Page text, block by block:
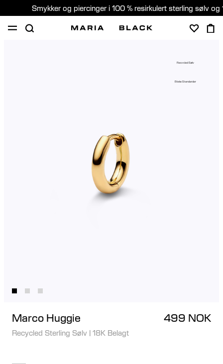
Smykker og piercinger i 100 % resirkulert sterling sølv og
Recycled Sølv
Etiske Standarder
Marco Huggie 499 NOK
Recycled Sterling Sølv | 18K Belagt